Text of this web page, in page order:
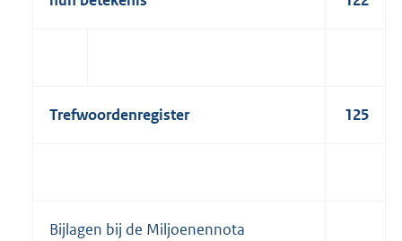
Trefwoordenregister 125
Bijlagen bij de Miljoenennota